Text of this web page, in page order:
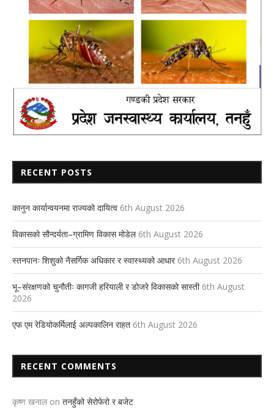
RECENT POSTS
कानुन कार्यान्वयनमा राज्यको दायित्व 6th August 2026
विकासको सौन्दर्यता–ग्रामिण विकास मोडेल 6th August 2026
स्तनपानः शिशुको नैसर्गिक अधिकार र स्वास्थ्यको आधार 6th August 2026
भू–संरक्षणको चुनौतीः कागजी हरियाली र डोजरे विकासको सास्ती 6th August
2026
एफ एम रेडियोकर्मिलाई अल्पकालिन राहत 6th August 2026
RECENT COMMENTS
कृष्ण खनाल on तनहुँको सेरोफेरो र बजेट